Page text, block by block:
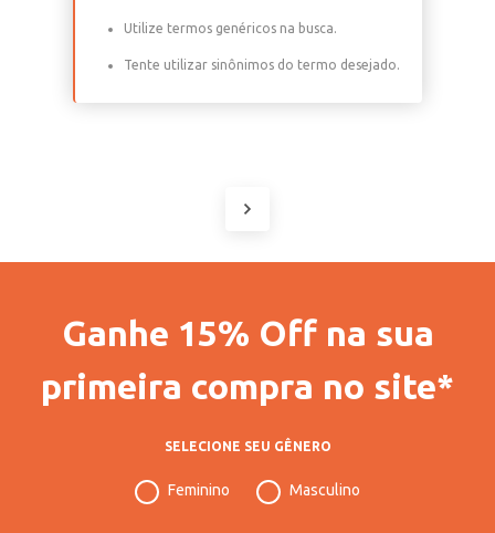
Utilize termos genéricos na busca.
Tente utilizar sinônimos do termo desejado.
Ganhe 15% Off na sua
primeira compra no site*
SELECIONE SEU GÊNERO
Feminino Masculino